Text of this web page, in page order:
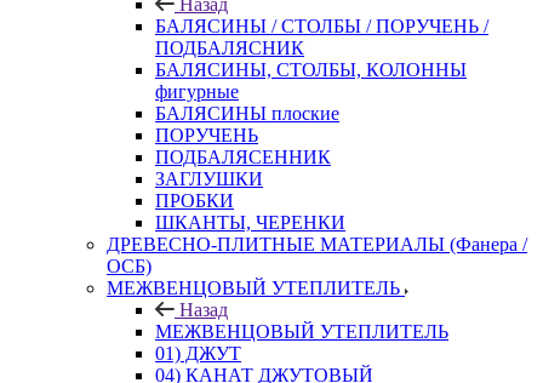
Назад
БАЛЯСИНЫ / СТОЛБЫ / ПОРУЧЕНЬ /
ПОДБАЛЯСНИК
БАЛЯСИНЫ, СТОЛБЫ, КОЛОННЫ
фигурные
БАЛЯСИНЫ плоские
ПОРУЧЕНЬ
ПОДБАЛЯСЕННИК
ЗАГЛУШКИ
ПРОБКИ
ШКАНТЫ, ЧЕРЕНКИ
ДРЕВЕСНО-ПЛИТНЫЕ МАТЕРИАЛЫ (Фанера /
ОСБ)
МЕЖВЕНЦОВЫЙ УТЕПЛИТЕЛЬ
Назад
МЕЖВЕНЦОВЫЙ УТЕПЛИТЕЛЬ
01) ДЖУТ
04) КАНАТ ДЖУТОВЫЙ